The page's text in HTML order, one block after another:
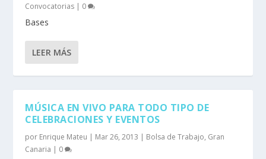
Convocatorias | 0
Bases
LEER MÁS
MÚSICA EN VIVO PARA TODO TIPO DE
CELEBRACIONES Y EVENTOS
por Enrique Mateu | Mar 26, 2013 | Bolsa de Trabajo, Gran
Canaria | 0